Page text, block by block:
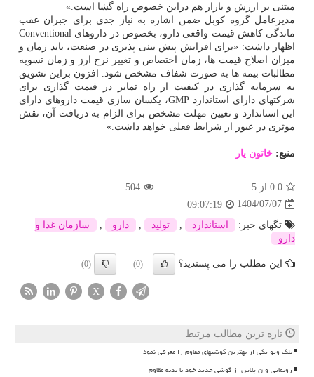
مبتنی بر ارزش و بازار هم دراین خصوص راه گشا است.»
مدیرعامل گروه کوبل ضمن اشاره به نیاز جدی برای جبران عقب
ماندگی کاهش قیمت واقعی دارو، بخصوص در داروهای Conventional
اظهار داشت: «برای افزایش پیش بینی پذیری در صنعت، باید زمان و
میزان اصلاح قیمت ها، زمان اختصاص و تغییر نرخ ارز و زمان تسویه
مطالبات بیمه ها به صورت شفاف مشخص شود. افزون براین تشویق
به سرمایه گذاری در کیفیت از راه تمایز در قیمت گذاری برای
شرکتهای دارای استاندارد GMP، یکسان سازی قیمت داروهای دارای
این استاندارد و تعیین مهلت مشخص برای الزام به دریافت آن، نقش
موثری در عبور از شرایط فعلی خواهد داشت.»
منبع: خاتون یار
0.0 از 5
504
1404/07/07
09:07:19
تگهای خبر:
استاندارد تولید دارو
سازمان غذا و
دارو
این مطلب را می پسندید؟ (0)
(0)
X
تازه ترین مطالب مرتبط
بلک ویو یکی از بهترین گوشیهای مقاوم را معرفی نمود
رونمایی وان پلاس از گوشی جدید خود با بدنه مقاوم